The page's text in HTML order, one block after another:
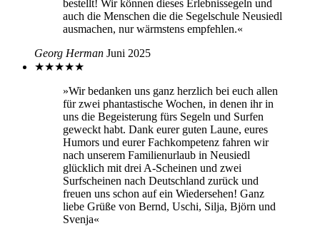
bestellt! Wir können dieses Erlebnissegeln und
auch die Menschen die die Segelschule Neusiedl
ausmachen, nur wärmstens empfehlen.«
Georg Herman Juni 2025
★★★★★
»Wir bedanken uns ganz herzlich bei euch allen
für zwei phantastische Wochen, in denen ihr in
uns die Begeisterung fürs Segeln und Surfen
geweckt habt. Dank eurer guten Laune, eures
Humors und eurer Fachkompetenz fahren wir
nach unserem Familienurlaub in Neusiedl
glücklich mit drei A-Scheinen und zwei
Surfscheinen nach Deutschland zurück und
freuen uns schon auf ein Wiedersehen! Ganz
liebe Grüße von Bernd, Uschi, Silja, Björn und
Svenja«